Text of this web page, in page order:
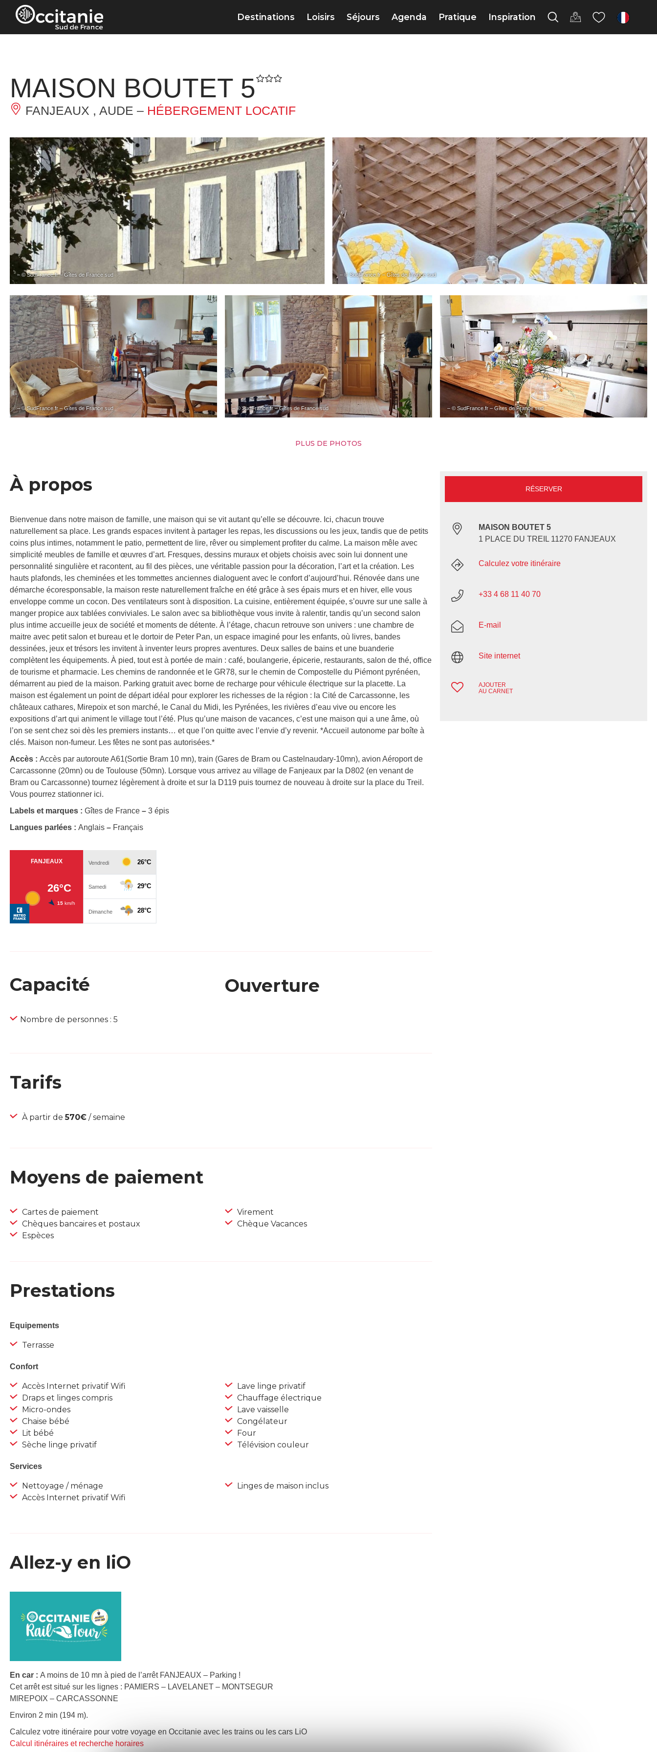
Panneau de gestion des cookies
Destinations Loisirs Séjours Agenda Pratique Inspiration fr
MAISON BOUTET 5
FANJEAUX , AUDE – HÉBERGEMENT LOCATIF
– © SudFrance.fr – Gîtes de France sud – © SudFrance.fr – Gîtes de France sud
– © SudFrance.fr – Gîtes de France sud – © SudFrance.fr – Gîtes de France sud – © SudFrance.fr – Gîtes de France sud
PLUS DE PHOTOS
À propos
Bienvenue dans notre maison de famille, une maison qui se vit autant qu’elle se découvre. Ici, chacun trouve
naturellement sa place. Les grands espaces invitent à partager les repas, les discussions ou les jeux, tandis que de petits
coins plus intimes, notamment le patio, permettent de lire, rêver ou simplement profiter du calme. La maison mêle avec
simplicité meubles de famille et œuvres d’art. Fresques, dessins muraux et objets choisis avec soin lui donnent une
personnalité singulière et racontent, au fil des pièces, une véritable passion pour la décoration, l’art et la création. Les
hauts plafonds, les cheminées et les tommettes anciennes dialoguent avec le confort d’aujourd’hui. Rénovée dans une
démarche écoresponsable, la maison reste naturellement fraîche en été grâce à ses épais murs et en hiver, elle vous
enveloppe comme un cocon. Des ventilateurs sont à disposition. La cuisine, entièrement équipée, s’ouvre sur une salle à
manger propice aux tablées conviviales. Le salon avec sa bibliothèque vous invite à ralentir, tandis qu’un second salon
plus intime accueille jeux de société et moments de détente. À l’étage, chacun retrouve son univers : une chambre de
maitre avec petit salon et bureau et le dortoir de Peter Pan, un espace imaginé pour les enfants, où livres, bandes
dessinées, jeux et trésors les invitent à inventer leurs propres aventures. Deux salles de bains et une buanderie
complètent les équipements. À pied, tout est à portée de main : café, boulangerie, épicerie, restaurants, salon de thé, office
de tourisme et pharmacie. Les chemins de randonnée et le GR78, sur le chemin de Compostelle du Piémont pyrénéen,
démarrent au pied de la maison. Parking gratuit avec borne de recharge pour véhicule électrique sur la placette. La
maison est également un point de départ idéal pour explorer les richesses de la région : la Cité de Carcassonne, les
châteaux cathares, Mirepoix et son marché, le Canal du Midi, les Pyrénées, les rivières d’eau vive ou encore les
expositions d’art qui animent le village tout l’été. Plus qu’une maison de vacances, c’est une maison qui a une âme, où
l’on se sent chez soi dès les premiers instants… et que l’on quitte avec l’envie d’y revenir. *Accueil autonome par boîte à
clés. Maison non-fumeur. Les fêtes ne sont pas autorisées.*
Accès : Accès par autoroute A61(Sortie Bram 10 mn), train (Gares de Bram ou Castelnaudary-10mn), avion Aéroport de
Carcassonne (20mn) ou de Toulouse (50mn). Lorsque vous arrivez au village de Fanjeaux par la D802 (en venant de
Bram ou Carcassonne) tournez légèrement à droite et sur la D119 puis tournez de nouveau à droite sur la place du Treil.
Vous pourrez stationner ici.
Labels et marques : Gîtes de France – 3 épis
Langues parlées : Anglais – Français
Capacité
Nombre de personnes : 5
Ouverture
Tarifs
À partir de570€ / semaine
Moyens de paiement
Cartes de paiement
Chèques bancaires et postaux
Espèces
Virement
Chèque Vacances
Prestations
Equipements
Terrasse
Confort
Accès Internet privatif Wifi
Draps et linges compris
Micro-ondes
Chaise bébé
Lit bébé
Sèche linge privatif
Lave linge privatif
Chauffage électrique
Lave vaisselle
Congélateur
Four
Télévision couleur
Services
Nettoyage / ménage
Accès Internet privatif Wifi
Linges de maison inclus
Allez-y en liO
En car : A moins de 10 mn à pied de l’arrêt FANJEAUX – Parking !
Cet arrêt est situé sur les lignes : PAMIERS – LAVELANET – MONTSEGUR
MIREPOIX – CARCASSONNE
Environ 2 min (194 m).
Calculez votre itinéraire pour votre voyage en Occitanie avec les trains ou les cars LiO
Calcul itinéraires et recherche horaires
RÉSERVER
MAISON BOUTET 5
1 PLACE DU TREIL 11270 FANJEAUX
Calculez votre itinéraire
+33 4 68 11 40 70
E-mail
Site internet
AJOUTER
AU CARNET